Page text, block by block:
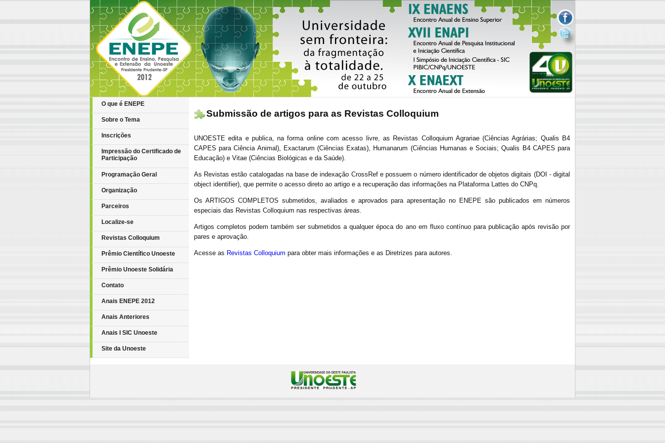
O que é ENEPE
Sobre o Tema
Inscrições
Impressão do Certificado de
Participação
Programação Geral
Organização
Parceiros
Localize-se
Revistas Colloquium
Prêmio Científico Unoeste
Prêmio Unoeste Solidária
Contato
Anais ENEPE 2012
Anais Anteriores
Anais I SIC Unoeste
Site da Unoeste
Submissão de artigos para as Revistas Colloquium
UNOESTE edita e publica, na forma online com acesso livre, as Revistas Colloquium Agrariae (Ciências Agrárias; Qualis B4
CAPES para Ciência Animal), Exactarum (Ciências Exatas), Humanarum (Ciências Humanas e Sociais; Qualis B4 CAPES para
Educação) e Vitae (Ciências Biológicas e da Saúde).
As Revistas estão catalogadas na base de indexação CrossRef e possuem o número identificador de objetos digitais (DOI - digital
object identifier), que permite o acesso direto ao artigo e a recuperação das informações na Plataforma Lattes do CNPq.
Os ARTIGOS COMPLETOS submetidos, avaliados e aprovados para apresentação no ENEPE são publicados em números
especiais das Revistas Colloquium nas respectivas áreas.
Artigos completos podem também ser submetidos a qualquer época do ano em fluxo contínuo para publicação após revisão por
pares e aprovação.
Acesse as Revistas Colloquium para obter mais informações e as Diretrizes para autores.